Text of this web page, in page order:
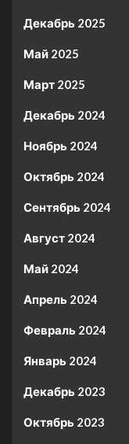
Декабрь 2025
Май 2025
Март 2025
Декабрь 2024
Ноябрь 2024
Октябрь 2024
Сентябрь 2024
Август 2024
Май 2024
Апрель 2024
Февраль 2024
Январь 2024
Декабрь 2023
Октябрь 2023